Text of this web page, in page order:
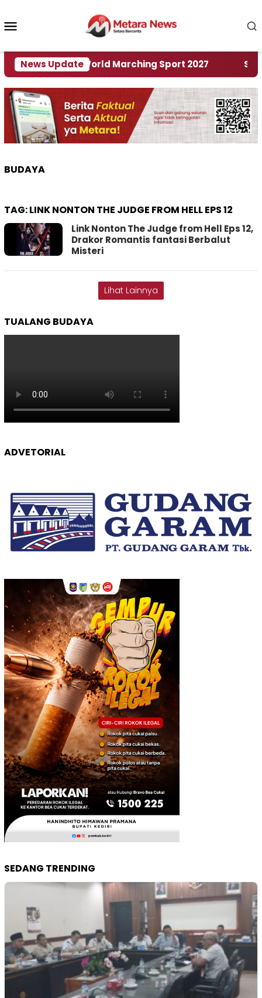
konten
News Update
Rumah World Marching Sport 2027 ‎Soal
BUDAYA
TAG:LINK NONTON THE JUDGE FROM HELL EPS 12
Link Nonton The Judge from Hell Eps 12,
Drakor Romantis fantasi Berbalut
Misteri
Lihat Lainnya
TUALANG BUDAYA
ADVETORIAL
SEDANG TRENDING